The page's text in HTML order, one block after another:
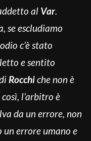
al Var.
se escludiamo
c’è stato
e sentito
Rocchiche non è
l’arbitro è
da un errore, non
un errore umano e